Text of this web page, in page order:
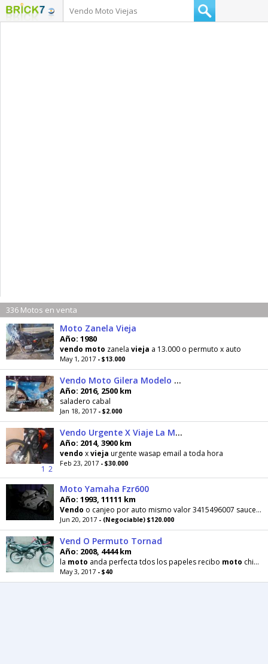
336 Motos en venta
Moto Zanela Vieja
Año: 1980
vendo moto zanela vieja a 13.000 o permuto x auto
May 1, 2017 - $13.000
Vendo Moto Gilera Modelo Viejo
Año: 2016, 2500 km
saladero cabal
Jan 18, 2017 - $2.000
1 2
Vendo Urgente X Viaje La Moto Esta Impec
Año: 2014, 3900 km
vendo xvieja urgente wasap email a toda hora
Feb 23, 2017 - $30.000
Moto Yamaha Fzr600
Año: 1993, 11111 km
Vendo o canjeo por auto mismo valor 3415496007 sauce
Jun 20, 2017 - (Negociable) $120.000
Vend O Permuto Tornad
Año: 2008, 4444 km
la moto anda perfecta tdos los papeles recibo moto chica wave o chipton modelo
May 3, 2017 - $40